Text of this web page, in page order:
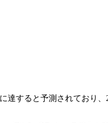
達すると予測されており、